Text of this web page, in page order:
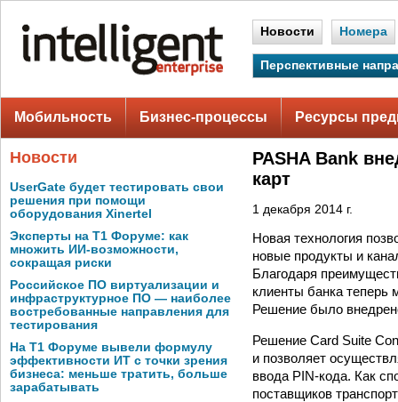
Новости Номера
Перспективные
Мобильность Бизнес-процессы Ресурсы
Новости
UserGate будет тестировать свои
решения при помощи
оборудования Xinertel
Эксперты на Т1 Форуме: как
множить ИИ-возможности,
сокращая риски
Российское ПО виртуализации и
инфраструктурное ПО — наиболее
востребованные направления для
тестирования
На Т1 Форуме вывели формулу
эффективности ИТ с точки зрения
бизнеса: меньше тратить, больше
зарабатывать
PASHA Bank
карт
1 декабря 2014 г.
Новая технология
новые продукты и
Благодаря
клиенты банка теперь
Решение было
Решение Card Suite
и позволяет
ввода PIN-кода. Как
поставщиков